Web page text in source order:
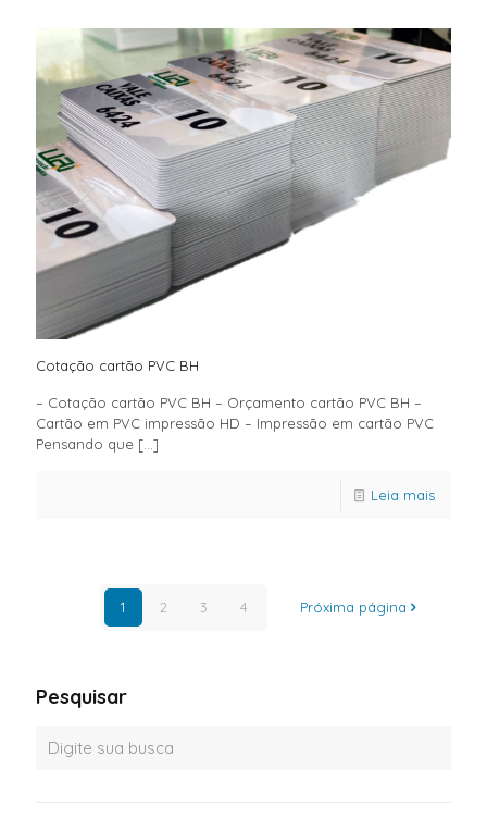
Cotação cartão PVC BH
– Cotação cartão PVC BH – Orçamento cartão PVC BH –
Cartão em PVC impressão HD – Impressão em cartão PVC
Pensando que […]
Leia mais
1 2 3 4 Próxima página
Pesquisar